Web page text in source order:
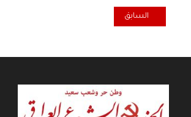
المقال السابق: هل يمكن تحقيق الهوية
السابق